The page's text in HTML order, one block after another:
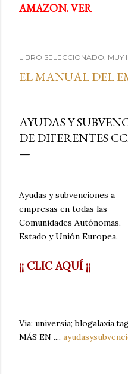
AMAZON. VER
LIBRO SELECCIONADO. MUY
EL MANUAL DEL
AYUDAS Y
DE DIFERENTES
Ayudas y subvenciones a
empresas en todas las
Comunidades Autónomas,
Estado y Unión Europea.
¡¡ CLIC AQUÍ ¡¡
Via: universia;
MÁS EN ....